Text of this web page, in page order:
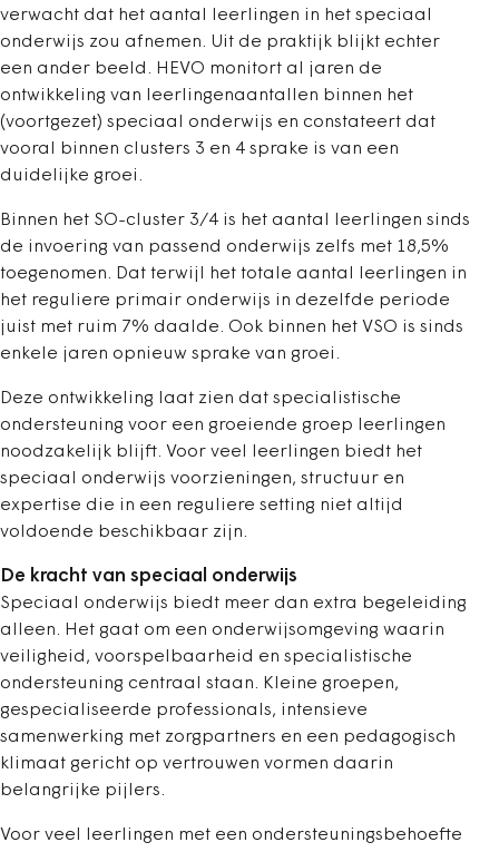
verwacht dat het aantal leerlingen in het speciaal
onderwijs zou afnemen. Uit de praktijk blijkt echter
een ander beeld. HEVO monitort al jaren de
ontwikkeling van leerlingenaantallen binnen het
(voortgezet) speciaal onderwijs en constateert dat
vooral binnen clusters 3 en 4 sprake is van een
duidelijke groei.
Binnen het SO-cluster 3/4 is het aantal leerlingen sinds
de invoering van passend onderwijs zelfs met 18,5%
toegenomen. Dat terwijl het totale aantal leerlingen in
het reguliere primair onderwijs in dezelfde periode
juist met ruim 7% daalde. Ook binnen het VSO is sinds
enkele jaren opnieuw sprake van groei.
Deze ontwikkeling laat zien dat specialistische
ondersteuning voor een groeiende groep leerlingen
noodzakelijk blijft. Voor veel leerlingen biedt het
speciaal onderwijs voorzieningen, structuur en
expertise die in een reguliere setting niet altijd
voldoende beschikbaar zijn.
De kracht van speciaal onderwijs
Speciaal onderwijs biedt meer dan extra begeleiding
alleen. Het gaat om een onderwijsomgeving waarin
veiligheid, voorspelbaarheid en specialistische
ondersteuning centraal staan. Kleine groepen,
gespecialiseerde professionals, intensieve
samenwerking met zorgpartners en een pedagogisch
klimaat gericht op vertrouwen vormen daarin
belangrijke pijlers.
Voor veel leerlingen met een ondersteuningsbehoefte